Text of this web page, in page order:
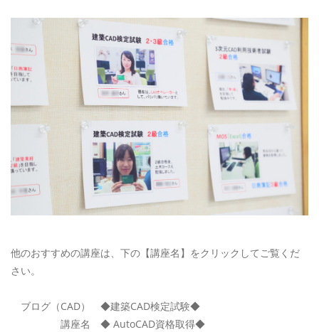
他のおすすめの講座は、下の【講座名】をクリックしてご覧くだ
さい。
ブログ（CAD） ◆建築CAD検定試験◆
講座名 ◆ AutoCAD資格取得◆